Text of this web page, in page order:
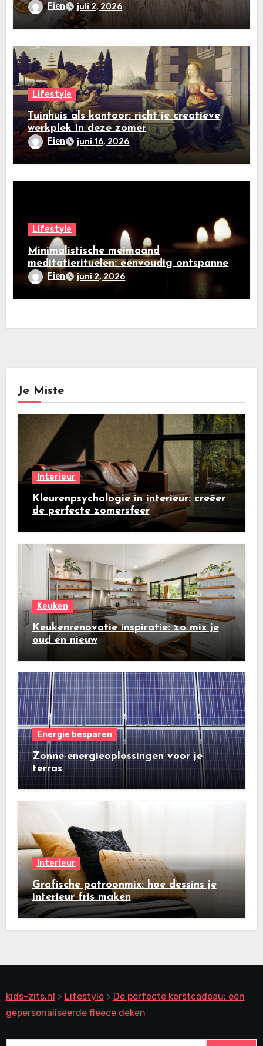
beïnvloeden
Fien juli 2, 2026
Lifestyle
Tuinhuis als kantoor: richt je creatieve
werkplek in deze zomer
Fien juni 16, 2026
Lifestyle
Minimalistische meimaand
meditatierituelen: eenvoudig ontspannen
in een drukke wereld
Fien juni 2, 2026
Je Miste
Interieur
Kleurenpsychologie in interieur: creëer
de perfecte zomersfeer
Keuken
Keukenrenovatie inspiratie: zo mix je
oud en nieuw
Energie besparen
Zonne-energieoplossingen voor je
terras
Interieur
Grafische patroonmix: hoe dessins je
interieur fris maken
kids-zits.nl > Lifestyle> De perfecte kerstcadeau: een
gepersonaliseerde fleece deken